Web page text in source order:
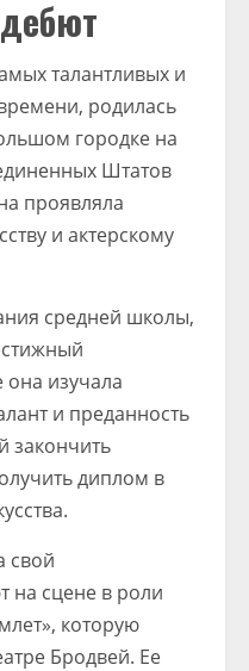
талантливых и
родилась
городке на
Штатов
проявляла
и актерскому
средней школы,
она изучала
и преданность
закончить
диплом в
свой
на сцене в роли
которую
Бродвей. Ее